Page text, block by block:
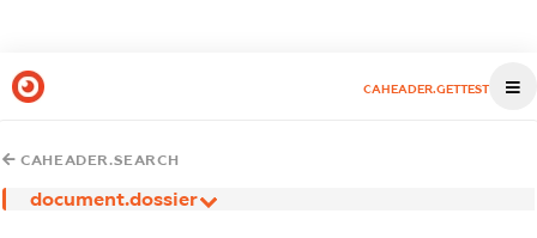
CAHEADER.GETTEST
CAHEADER.SEARCH
document.dossier